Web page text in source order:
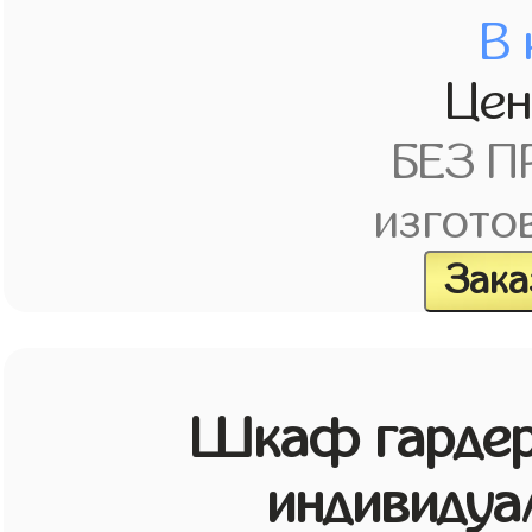
В
БЕЗ
Шкаф